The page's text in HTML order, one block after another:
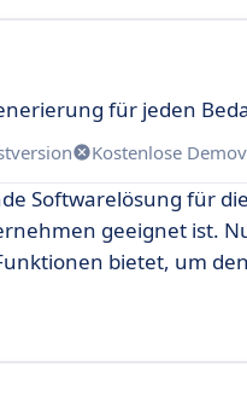
für jeden
Kostenlose
Softwarelösung für
geeignet ist.
bietet, um